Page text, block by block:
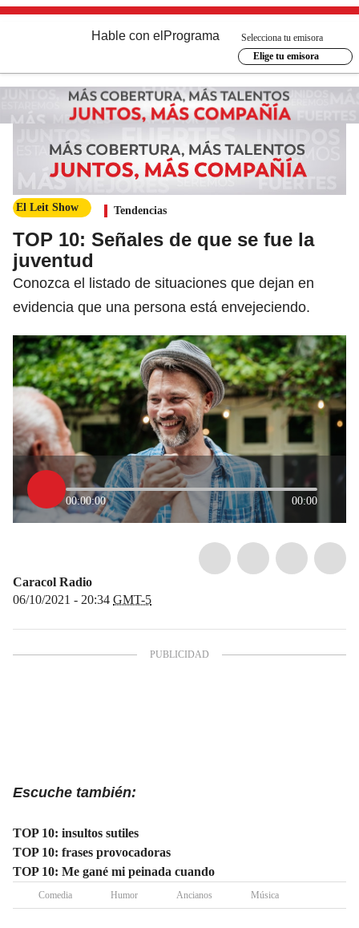
Hable con el Programa
Selecciona tu emisora
Elige tu emisora
El Leit Show Tendencias
TOP 10: Señales de que se fue la
juventud
Conozca el listado de situaciones que dejan en
evidencia que una persona está envejeciendo.
00:00:00 00:00
Caracol Radio
06/10/2021 - 20:34 GMT-5
Escuche también:
TOP 10: insultos sutiles
TOP 10: frases provocadoras
TOP 10: Me gané mi peinada cuando
Comedia Humor Ancianos Música